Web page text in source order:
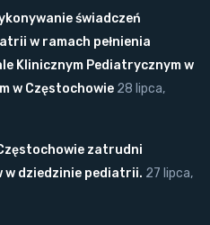
świadczeń
w ramach pełnienia
Klinicznym Pediatrycznym w
w Częstochowie 28 lipca,
zatrudni
w dziedzinie pediatrii. 27 lipca,